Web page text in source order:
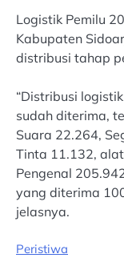
Logistik Pemilu
Kabupaten
distribusi tahap
“Distribusi
sudah diterima,
Suara 22.264,
Tinta 11.132,
Pengenal
yang diterima
jelasnya.
Peristiwa